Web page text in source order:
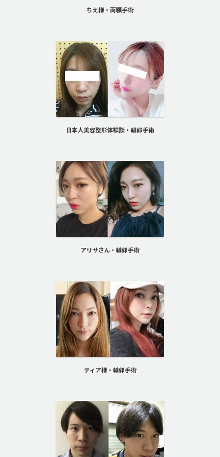
ちえ様・両顎手術
日本人美容整形体験談・輪郭手術
アリサさん・輪郭手術
ティア様・輪郭手術